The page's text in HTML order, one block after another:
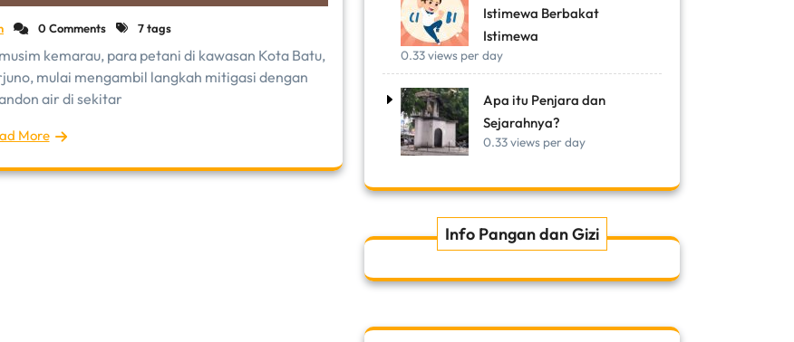
0 Comments 7 tags
kemarau, para petani di kawasan Kota Batu,
mulai mengambil langkah mitigasi dengan
air di sekitar
More
Istimewa Berbakat
Istimewa
0.33 views per day
Apa itu Penjara dan
Sejarahnya?
0.33 views per day
Info Pangan dan Gizi